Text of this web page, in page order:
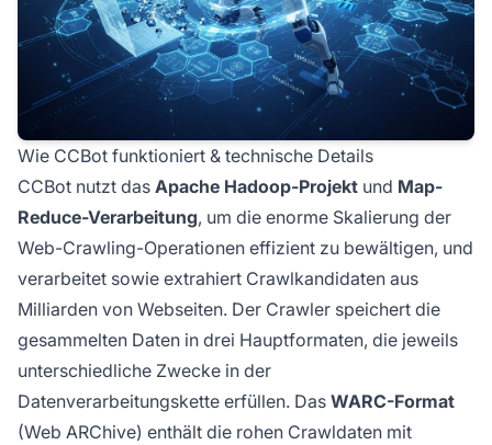
Wie CCBot funktioniert & technische Details
CCBot nutzt das Apache Hadoop-Projekt und Map-
Reduce-Verarbeitung, um die enorme Skalierung der
Web-Crawling-Operationen effizient zu bewältigen, und
verarbeitet sowie extrahiert Crawlkandidaten aus
Milliarden von Webseiten. Der Crawler speichert die
gesammelten Daten in drei Hauptformaten, die jeweils
unterschiedliche Zwecke in der
Datenverarbeitungskette erfüllen. Das WARC-Format
(Web ARChive) enthält die rohen Crawldaten mit